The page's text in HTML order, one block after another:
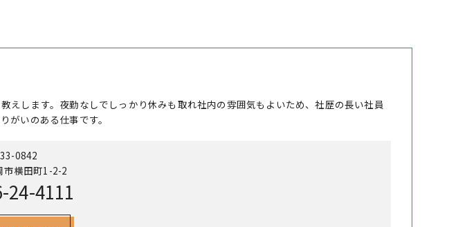
えします。夜勤なしでしっかり休みも取れ社内の雰囲気もよいため、社歴の長い社員
がいのある仕事です。
0842
市横田町1-2-2
24-4111